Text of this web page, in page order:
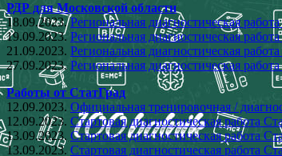
РДР для Московской области
18.09.2023.Региональная диагностическая
19.09.2023.Региональная диагностическая
21.09.2023. Региональная диагностическая
27.09.2023.Региональная диагностическая
Работы от СтатГрад
12.09.2023. Официальная тренировочная /
12.09.2023. Стартовая диагностическая работа
13.09.2023. Стартовая диагностическая работа
13.09.2023. Стартовая диагностическая работа